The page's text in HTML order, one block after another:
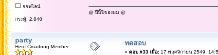
ออฟไลน์
กระทู้: 2,840
@ ปีนี้ปีของผม @
party
Hero Cmadong Member ทดสอบ
« ตอบ #33 เมื่อ:17 พฤศจิกายน 2549,